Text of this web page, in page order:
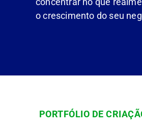
o crescimento do seu
PORTFÓLIO DE